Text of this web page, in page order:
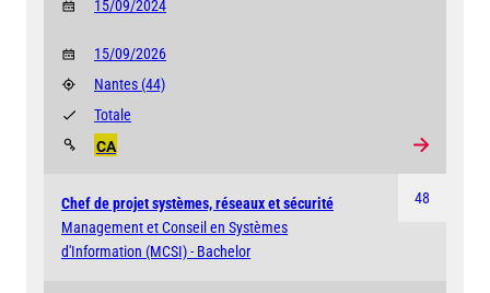
15/09/2024
15/09/2026
Nantes (44)
CA
Totale
48
Chef de projet systèmes, réseaux et sécurité
Management et Conseil en Systèmes
d'Information (MCSI) - Bachelor